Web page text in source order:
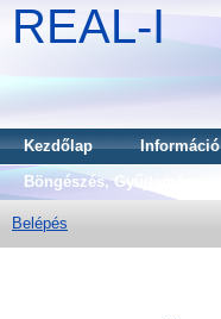
REAL-I
Kezdőlap Információ
Böngészés, Gyűjtemény
Belépés